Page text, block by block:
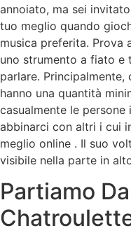
annoiato, ma sei
tuo meglio quando
musica preferita. Prova
uno strumento a fiato e
parlare.
hanno una quantità
casualmente le persone
abbinarci con altri i cui
meglio online . Il suo
visibile nella parte in
Partiamo